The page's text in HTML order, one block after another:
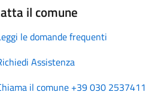
il comune
le domande frequenti
Assistenza
il comune +39 030 2537411